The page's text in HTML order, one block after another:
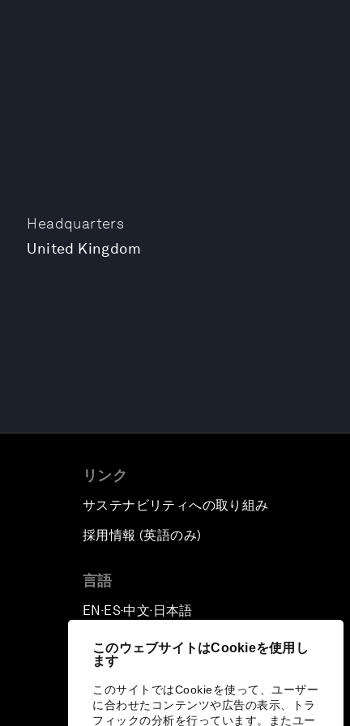
このウェブサイトはCookieを使用し
ます
このサイトではCookieを使って、ユーザー
に合わせたコンテンツや広告の表示、トラ
フィックの分析を行っています。またユー
Headquarters
United Kingdom
リンク
サステナビリティへの取り組み
採用情報 (英語のみ)
言語
EN ▪ES▪中文▪ 日本語